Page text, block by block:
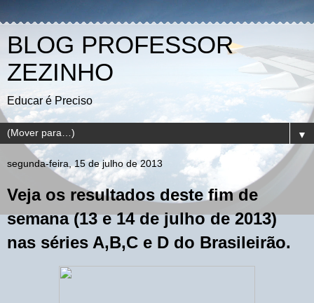
BLOG PROFESSOR
ZEZINHO
Educar é Preciso
▼
segunda-feira, 15 de julho de 2013
Veja os resultados deste fim de
semana (13 e 14 de julho de 2013)
nas séries A,B,C e D do Brasileirão.